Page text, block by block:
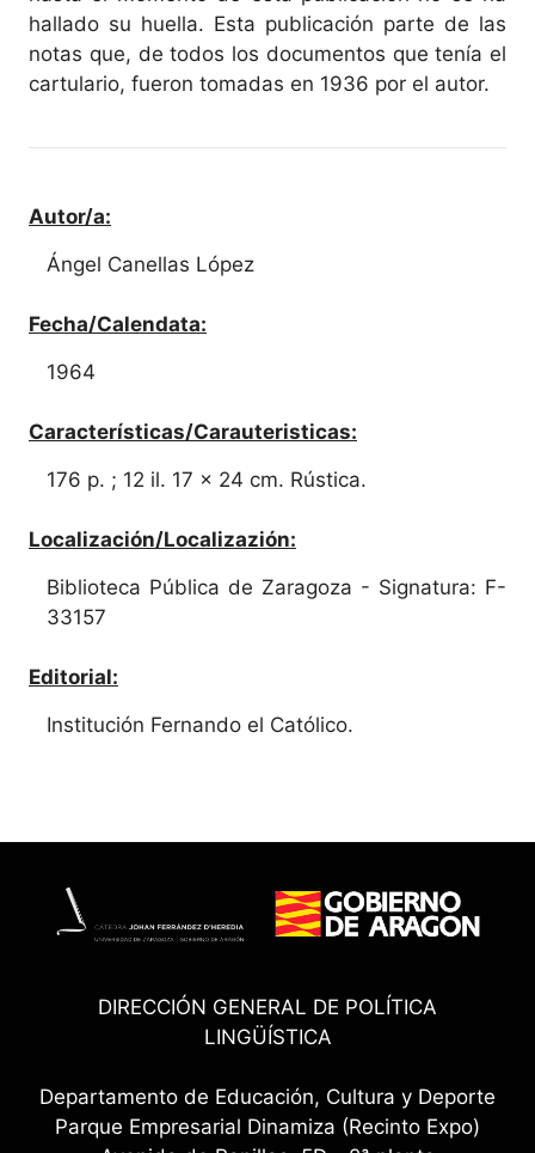
hallado su huella. Esta publicación parte de las
notas que, de todos los documentos que tenía el
cartulario, fueron tomadas en 1936 por el autor.
Autor/a:
Ángel Canellas López
Fecha/Calendata:
1964
Características/Carauteristicas:
176 p. ; 12 il. 17 x 24 cm. Rústica.
Localización/Localizazión:
Biblioteca Pública de Zaragoza - Signatura: F-
33157
Editorial:
Institución Fernando el Católico.
DIRECCIÓN GENERAL DE POLÍTICA
LINGÜÍSTICA
Departamento de Educación, Cultura y Deporte
Parque Empresarial Dinamiza (Recinto Expo)